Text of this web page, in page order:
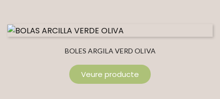
BOLES ARGILA VERD OLIVA
Veure producte